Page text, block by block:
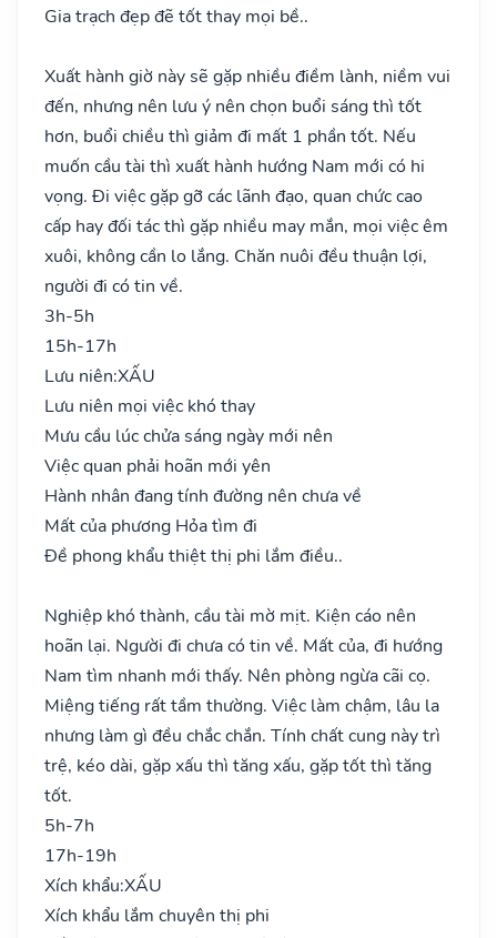
Gia trạch đẹp đẽ tốt thay mọi bề..
Xuất hành giờ này sẽ gặp nhiều điềm lành, niềm vui
đến, nhưng nên lưu ý nên chọn buổi sáng thì tốt
hơn, buổi chiều thì giảm đi mất 1 phần tốt. Nếu
muốn cầu tài thì xuất hành hướng Nam mới có hi
vọng. Đi việc gặp gỡ các lãnh đạo, quan chức cao
cấp hay đối tác thì gặp nhiều may mắn, mọi việc êm
xuôi, không cần lo lắng. Chăn nuôi đều thuận lợi,
người đi có tin về.
3h-5h
15h-17h
Lưu niên:XẤU
Lưu niên mọi việc khó thay
Mưu cầu lúc chửa sáng ngày mới nên
Việc quan phải hoãn mới yên
Hành nhân đang tính đường nên chưa về
Mất của phương Hỏa tìm đi
Đề phong khẩu thiệt thị phi lắm điều..
Nghiệp khó thành, cầu tài mờ mịt. Kiện cáo nên
hoãn lại. Người đi chưa có tin về. Mất của, đi hướng
Nam tìm nhanh mới thấy. Nên phòng ngừa cãi cọ.
Miệng tiếng rất tầm thường. Việc làm chậm, lâu la
nhưng làm gì đều chắc chắn. Tính chất cung này trì
trệ, kéo dài, gặp xấu thì tăng xấu, gặp tốt thì tăng
tốt.
5h-7h
17h-19h
Xích khẩu:XẤU
Xích khẩu lắm chuyên thị phi